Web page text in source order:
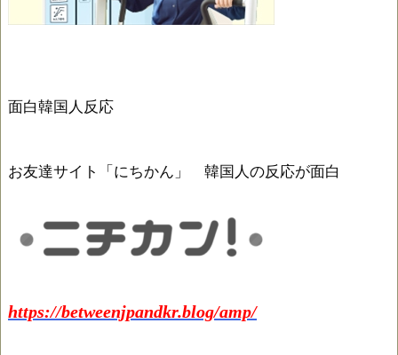
面白韓国人反応
お友達サイト「にちかん」 韓国人の反応が面白
https://betweenjpandkr.blog/amp/